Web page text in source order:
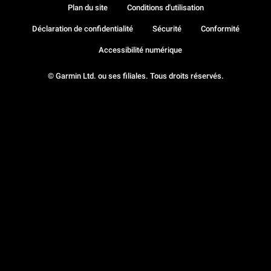
© Garmin Ltd. ou ses filiales. Tous droits réservés.
Plan du site Conditions d'utilisation
Déclaration de confidentialité Sécurité Conformité
Accessibilité numérique